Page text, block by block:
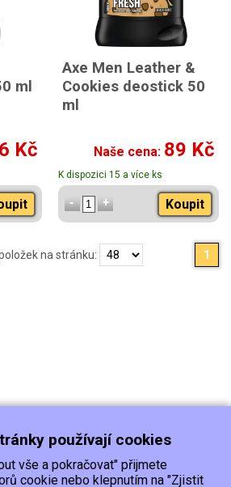
ml
Kč
Axe Men Leather &
Cookies deostick 50
ml
Naše cena: 89 Kč
K dispozici 15 a více ks
Koupit
na stránku: 1
používají cookies
vše a pokračovat" přijmete
cookie nebo klepnutím na "Zjistit